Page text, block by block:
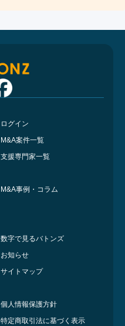
ログイン
M&A案件一覧
支援専門家一覧
M&A事例・コラム
数字で見るバトンズ
お知らせ
サイトマップ
個人情報保護方針
特定商取引法に基づく表示